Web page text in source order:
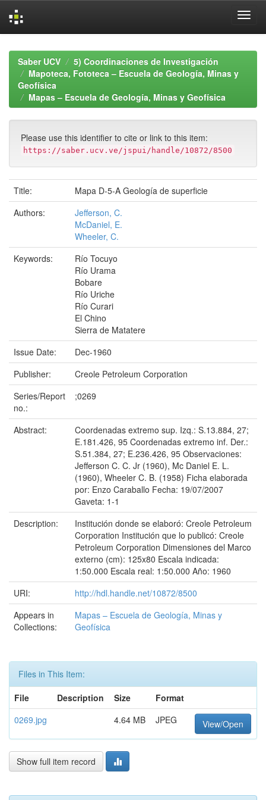
navigationSaber UCV
5) Coordinaciones de Investigación
Mapoteca, Fototeca – Escuela de Geología, Minas y
Geofísica
Mapas – Escuela de Geología, Minas y Geofísica
Please use this identifier to cite or link to this item:
https://saber.ucv.ve/jspui/handle/10872/8500
Title:
Mapa D-5-A Geología de superficie
Authors:
Jefferson, C.
McDaniel, E.
Wheeler, C.
Keywords:
Río Tocuyo
Río Urama
Bobare
Río Uriche
Río Curari
El Chino
Sierra de Matatere
Issue Date:
Dec-1960
Publisher:
Creole Petroleum Corporation
Series/Report
no.:
;0269
Abstract:
Coordenadas extremo sup. Izq.: S.13.884, 27;
E.181.426, 95 Coordenadas extremo inf. Der.:
S.51.384, 27; E.236.426, 95 Observaciones:
Jefferson C. C. Jr (1960), Mc Daniel E. L.
(1960), Wheeler C. B. (1958) Ficha elaborada
por: Enzo Caraballo Fecha: 19/07/2007
Gaveta: 1-1
Description:
Institución donde se elaboró: Creole Petroleum
Corporation Institución que lo publicó: Creole
Petroleum Corporation Dimensiones del Marco
externo (cm): 125x80 Escala indicada:
1:50.000 Escala real: 1:50.000 Año: 1960
URI:
http://hdl.handle.net/10872/8500
Appears in
Collections:
Mapas – Escuela de Geología, Minas y
Geofísica
Files in This Item:
File
Description Size
Format
0269.jpg
4.64 MB JPEG View/Open
Show full item record